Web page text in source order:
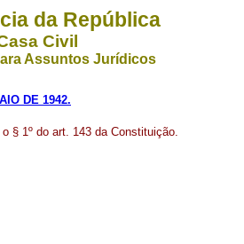
da República
Civil
Assuntos Jurídicos
DE 1942.
o § 1º do art. 143 da Constituição.